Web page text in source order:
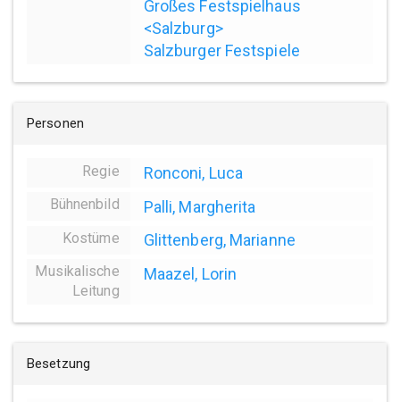
Großes Festspielhaus
<Salzburg>
Salzburger Festspiele
Personen
Regie Ronconi, Luca
Bühnenbild Palli, Margherita
Kostüme Glittenberg, Marianne
Musikalische
Leitung
Maazel, Lorin
Besetzung